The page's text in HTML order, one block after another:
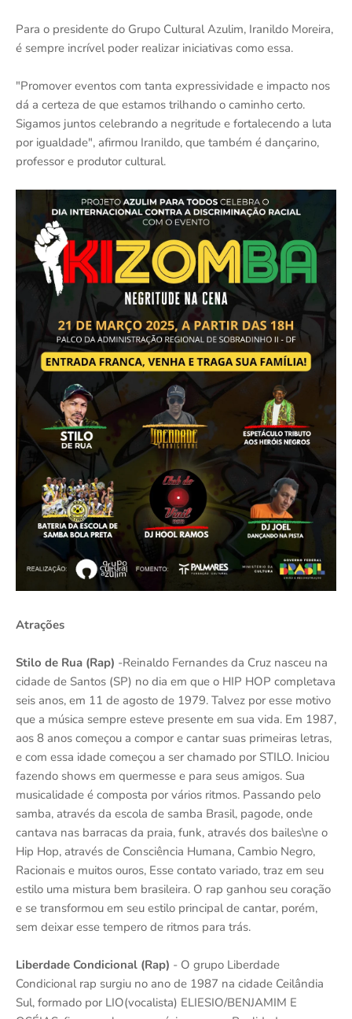
Para o presidente do Grupo Cultural Azulim, Iranildo Moreira,
é sempre incrível poder realizar iniciativas como essa.
"Promover eventos com tanta expressividade e impacto nos
dá a certeza de que estamos trilhando o caminho certo.
Sigamos juntos celebrando a negritude e fortalecendo a luta
por igualdade", afirmou Iranildo, que também é dançarino,
professor e produtor cultural.
Atrações
Stilo de Rua (Rap) -Reinaldo Fernandes da Cruz nasceu na
cidade de Santos (SP) no dia em que o HIP HOP completava
seis anos, em 11 de agosto de 1979. Talvez por esse motivo
que a música sempre esteve presente em sua vida. Em 1987,
aos 8 anos começou a compor e cantar suas primeiras letras,
e com essa idade começou a ser chamado por STILO. Iniciou
fazendo shows em quermesse e para seus amigos. Sua
musicalidade é composta por vários ritmos. Passando pelo
samba, através da escola de samba Brasil, pagode, onde
cantava nas barracas da praia, funk, através dos bailes\ne o
Hip Hop, através de Consciência Humana, Cambio Negro,
Racionais e muitos ouros, Esse contato variado, traz em seu
estilo uma mistura bem brasileira. O rap ganhou seu coração
e se transformou em seu estilo principal de cantar, porém,
sem deixar esse tempero de ritmos para trás.
Liberdade Condicional (Rap) - O grupo Liberdade
Condicional rap surgiu no ano de 1987 na cidade Ceilândia
Sul, formado por LIO(vocalista) ELIESIO/BENJAMIM E